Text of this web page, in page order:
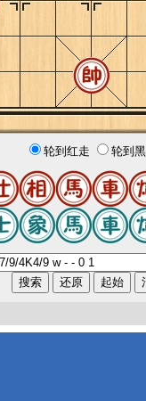
轮到红走 轮到